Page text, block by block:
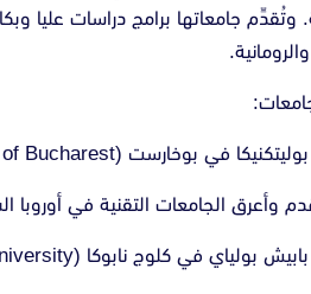
وتُقدِّم جامعاتها برامج دراسات عليا
وأعرق الجامعات التقنية في أوروبا